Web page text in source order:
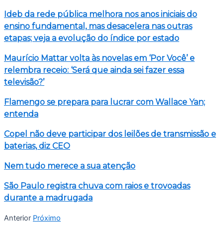
Ideb da rede pública melhora nos anos iniciais do
ensino fundamental, mas desacelera nas outras
etapas; veja a evolução do índice por estado
Maurício Mattar volta às novelas em ‘Por Você’ e
relembra receio: ‘Será que ainda sei fazer essa
televisão?’
Flamengo se prepara para lucrar com Wallace Yan;
entenda
Copel não deve participar dos leilões de transmissão e
baterias, diz CEO
Nem tudo merece a sua atenção
São Paulo registra chuva com raios e trovoadas
durante a madrugada
Anterior Próximo